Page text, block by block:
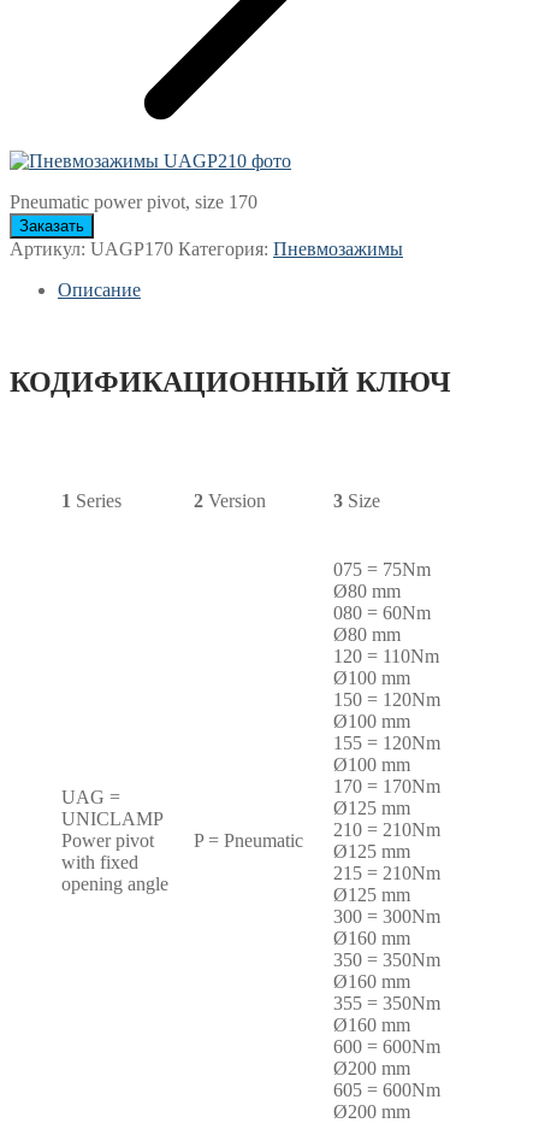
Pneumatic power pivot, size 170
Заказать
Артикул: UAGP170 Категория: Пневмозажимы
Описание
КОДИФИКАЦИОННЫЙ КЛЮЧ
1 Series 2 Version 3 Size
UAG =
UNICLAMP
Power pivot
with fixed
opening angle
P = Pneumatic
075 = 75Nm
Ø80 mm
080 = 60Nm
Ø80 mm
120 = 110Nm
Ø100 mm
150 = 120Nm
Ø100 mm
155 = 120Nm
Ø100 mm
170 = 170Nm
Ø125 mm
210 = 210Nm
Ø125 mm
215 = 210Nm
Ø125 mm
300 = 300Nm
Ø160 mm
350 = 350Nm
Ø160 mm
355 = 350Nm
Ø160 mm
600 = 600Nm
Ø200 mm
605 = 600Nm
Ø200 mm